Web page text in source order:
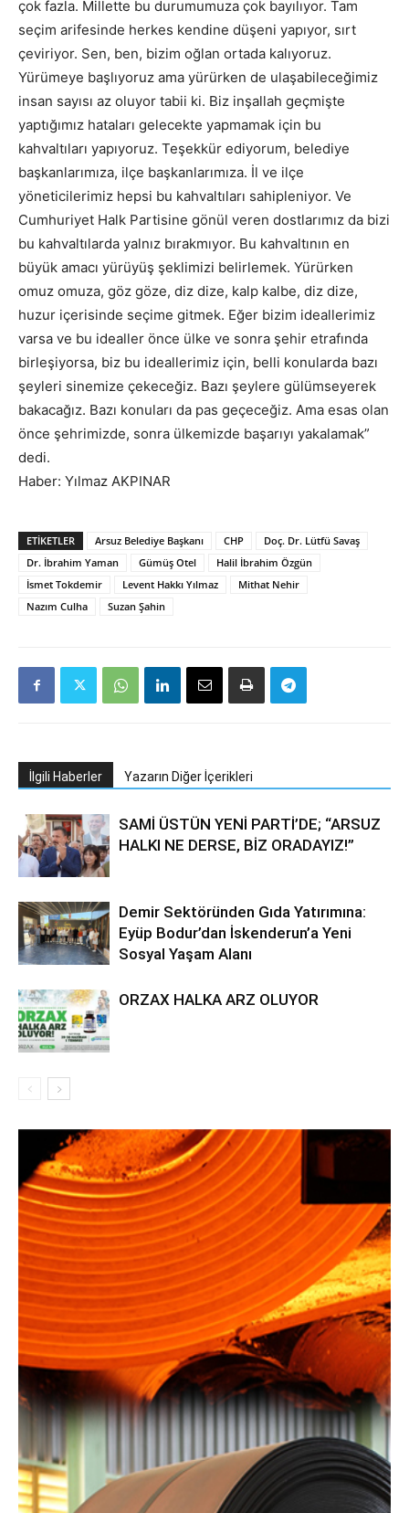
çok fazla. Millette bu durumumuza çok bayılıyor. Tam
seçim arifesinde herkes kendine düşeni yapıyor, sırt
çeviriyor. Sen, ben, bizim oğlan ortada kalıyoruz.
Yürümeye başlıyoruz ama yürürken de ulaşabileceğimiz
insan sayısı az oluyor tabii ki. Biz inşallah geçmişte
yaptığımız hataları gelecekte yapmamak için bu
kahvaltıları yapıyoruz. Teşekkür ediyorum, belediye
başkanlarımıza, ilçe başkanlarımıza. İl ve ilçe
yöneticilerimiz hepsi bu kahvaltıları sahipleniyor. Ve
Cumhuriyet Halk Partisine gönül veren dostlarımız da bizi
bu kahvaltılarda yalnız bırakmıyor. Bu kahvaltının en
büyük amacı yürüyüş şeklimizi belirlemek. Yürürken
omuz omuza, göz göze, diz dize, kalp kalbe, diz dize,
huzur içerisinde seçime gitmek. Eğer bizim ideallerimiz
varsa ve bu idealler önce ülke ve sonra şehir etrafında
birleşiyorsa, biz bu ideallerimiz için, belli konularda bazı
şeyleri sinemize çekeceğiz. Bazı şeylere gülümseyerek
bakacağız. Bazı konuları da pas geçeceğiz. Ama esas olan
önce şehrimizde, sonra ülkemizde başarıyı yakalamak”
dedi.
Haber: Yılmaz AKPINAR
ETIKETLER Arsuz Belediye Başkanı CHP
Doç. Dr. Lütfü Savaş
Dr. İbrahim Yaman
Gümüş Otel
Halil İbrahim Özgün
İsmet Tokdemir
Levent Hakkı Yılmaz
Mithat Nehir
Nazım Culha
Suzan Şahin
İlgili Haberler Yazarın Diğer İçerikleri
SAMİ ÜSTÜN YENİ PARTİ’DE; “ARSUZ
HALKI NE DERSE, BİZ ORADAYIZ!”
Demir Sektöründen Gıda Yatırımına:
Eyüp Bodur’dan İskenderun’a Yeni
Sosyal Yaşam Alanı
ORZAX HALKA ARZ OLUYOR